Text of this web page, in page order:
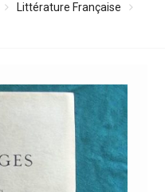
Littérature Française